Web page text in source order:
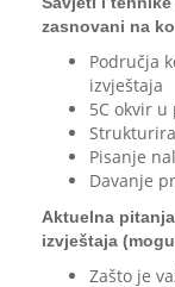
zasnovani na
Područja
izvještaja
5C okvir
Pisanje
Davanje
Aktuelna
izvještaja
Zašto je